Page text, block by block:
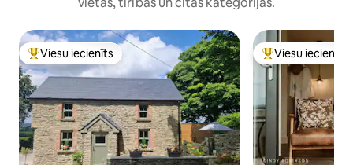
Populārs viesu iecienīts mājoklis
Viesu iecienīts Populārs viesu
Viesu iecienīts